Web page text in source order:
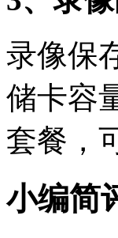
录像保
储卡容
套餐，
小编简